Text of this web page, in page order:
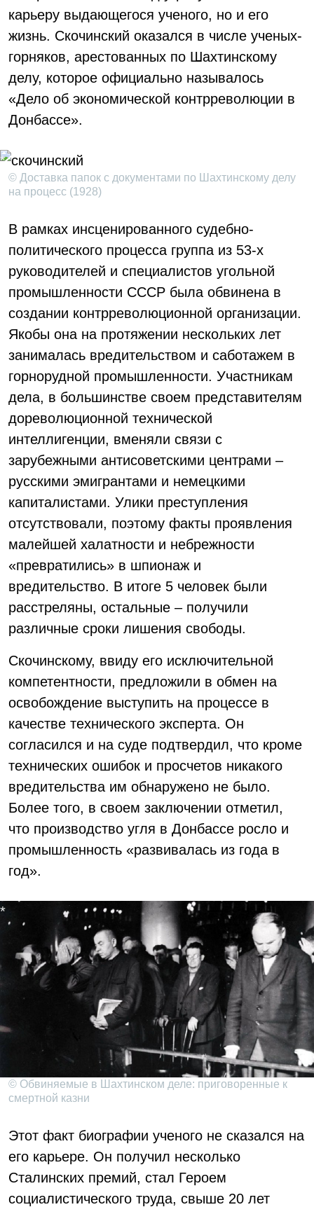
карьеру выдающегося ученого, но и его
жизнь. Скочинский оказался в числе ученых-
горняков, арестованных по Шахтинскому
делу, которое официально называлось
«Дело об экономической контрреволюции в
Донбассе».
© Доставка папок с документами по Шахтинскому делу
на процесс (1928)
В рамках инсценированного судебно-
политического процесса группа из 53-х
руководителей и специалистов угольной
промышленности СССР была обвинена в
создании контрреволюционной организации.
Якобы она на протяжении нескольких лет
занималась вредительством и саботажем в
горнорудной промышленности. Участникам
дела, в большинстве своем представителям
дореволюционной технической
интеллигенции, вменяли связи с
зарубежными антисоветскими центрами –
русскими эмигрантами и немецкими
капиталистами. Улики преступления
отсутствовали, поэтому факты проявления
малейшей халатности и небрежности
«превратились» в шпионаж и
вредительство. В итоге 5 человек были
расстреляны, остальные – получили
различные сроки лишения свободы.
Скочинскому, ввиду его исключительной
компетентности, предложили в обмен на
освобождение выступить на процессе в
качестве технического эксперта. Он
согласился и на суде подтвердил, что кроме
технических ошибок и просчетов никакого
вредительства им обнаружено не было.
Более того, в своем заключении отметил,
что производство угля в Донбассе росло и
промышленность «развивалась из года в
год».
© Обвиняемые в Шахтинском деле: приговоренные к
смертной казни
Этот факт биографии ученого не сказался на
его карьере. Он получил несколько
Сталинских премий, стал Героем
социалистического труда, свыше 20 лет